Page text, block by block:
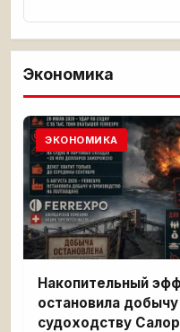
Экономика
ЭКОНОМИКА
Накопительный
остановила
судоходству